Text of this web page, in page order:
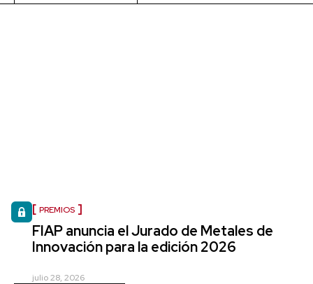
PREMIOS
FIAP anuncia el Jurado de Metales de
Innovación para la edición 2026
julio 28, 2026